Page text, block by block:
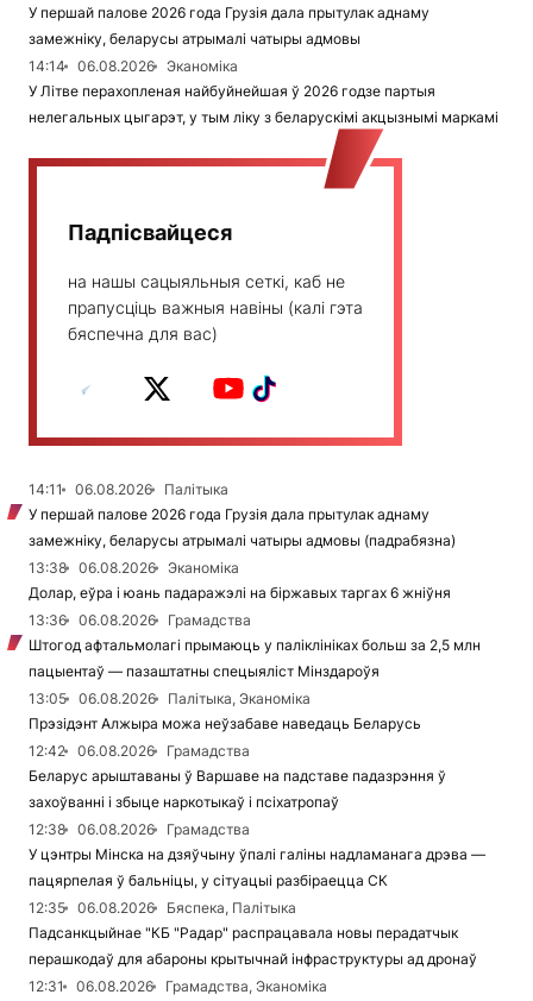
У першай палове 2026 года Грузія дала прытулак аднаму
замежніку, беларусы атрымалі чатыры адмовы
14:14
06.08.2026
Эканоміка
У Літве перахопленая найбуйнейшая ў 2026 годзе партыя
нелегальных цыгарэт, у тым ліку з беларускімі акцызнымі маркамі
Падпісвайцеся
на нашы сацыяльныя сеткі, каб не
прапусціць важныя навіны (калі гэта
бяспечна для вас)
14:11 06.08.2026
Палітыка
У першай палове 2026 года Грузія дала прытулак аднаму
замежніку, беларусы атрымалі чатыры адмовы (падрабязна)
13:38
06.08.2026
Эканоміка
Долар, еўра і юань падаражэлі на біржавых таргах 6 жніўня
13:36
06.08.2026
Грамадства
Штогод афтальмолагі прымаюць у паліклініках больш за 2,5 млн
пацыентаў — пазаштатны спецыяліст Мінздароўя
13:05
06.08.2026
Палітыка, Эканоміка
Прэзідэнт Алжыра можа неўзабаве наведаць Беларусь
12:42
06.08.2026
Грамадства
Беларус арыштаваны ў Варшаве на падставе падазрэння ў
захоўванні і збыце наркотыкаў і псіхатропаў
12:38
06.08.2026
Грамадства
У цэнтры Мінска на дзяўчыну ўпалі галіны надламанага дрэва —
пацярпелая ў бальніцы, у сітуацыі разбіраецца СК
12:35
06.08.2026
Бяспека, Палітыка
Падсанкцыйнае "КБ "Радар" распрацавала новы перадатчык
перашкодаў для абароны крытычнай інфраструктуры ад дронаў
12:31
06.08.2026
Грамадства, Эканоміка